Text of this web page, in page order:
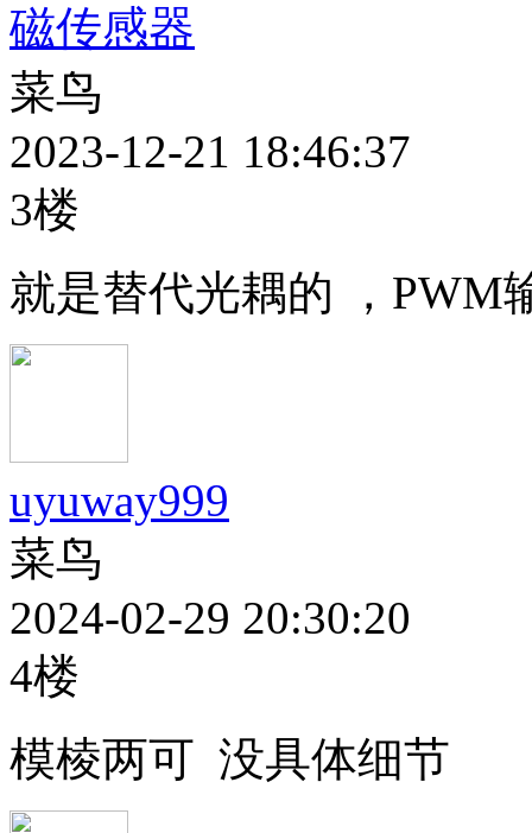
磁传感器
菜鸟
2023-12-21 18:46:37
3楼
就是替代光耦的 ，PWM
uyuway999
菜鸟
2024-02-29 20:30:20
4楼
模棱两可 没具体细节